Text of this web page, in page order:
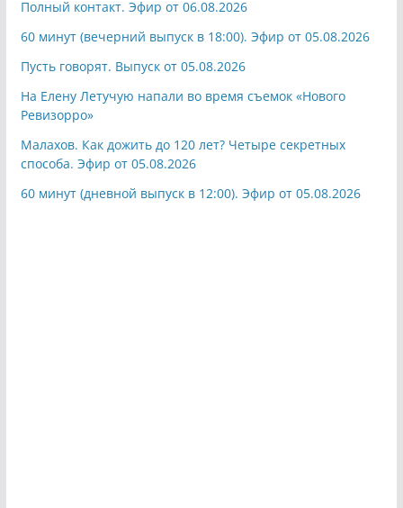
Полный контакт. Эфир от 06.08.2026
60 минут (вечерний выпуск в 18:00). Эфир от 05.08.2026
Пусть говорят. Выпуск от 05.08.2026
На Елену Летучую напали во время съемок «Нового
Ревизорро»
Малахов. Как дожить до 120 лет? Четыре секретных
способа. Эфир от 05.08.2026
60 минут (дневной выпуск в 12:00). Эфир от 05.08.2026